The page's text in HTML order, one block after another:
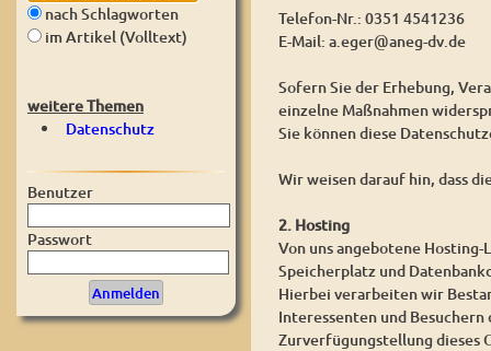
nach Schlagworten
im Artikel (Volltext)
weitere Themen
Datenschutz
Benutzer
Passwort
Telefon-Nr.: 0351 4541236
E-Mail: a.eger@aneg-dv.de
Sofern Sie der Erhebung,
einzelne Maßnahmen
Sie können diese
Wir weisen darauf hin, dass
2. Hosting
Von uns angebotene
Speicherplatz und
Hierbei verarbeiten wir
Interessenten und
Zurverfügungstellung dieses